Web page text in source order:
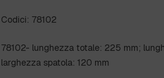
Codici: 78102
78102- lunghezza totale: 225 mm;
larghezza spatola: 120 mm